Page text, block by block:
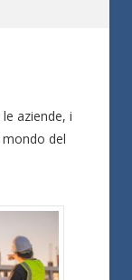
aziende, i
mondo del